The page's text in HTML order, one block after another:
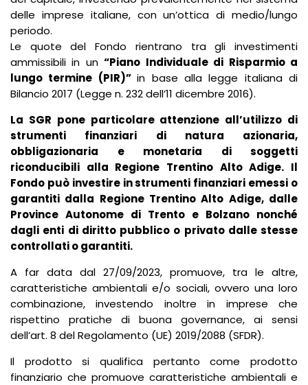
delle imprese italiane, con un’ottica di medio/lungo
periodo.
Le quote del Fondo rientrano tra gli investimenti
ammissibili in un“Piano Individuale di Risparmio a
lungo termine (PIR)”in base alla legge italiana di
Bilancio 2017 (Legge n. 232 dell’11 dicembre 2016).
La SGR pone particolare attenzione all’utilizzo di
strumenti finanziari di natura azionaria,
obbligazionaria e monetaria di soggetti
riconducibili alla Regione Trentino Alto Adige. Il
Fondo può investire in strumenti finanziari emessi o
garantiti dalla Regione Trentino Alto Adige, dalle
Province Autonome di Trento e Bolzano nonché
dagli enti di diritto pubblico o privato dalle stesse
controllati o garantiti.
A far data dal 27/09/2023, promuove, tra le altre,
caratteristiche ambientali e/o sociali, ovvero una loro
combinazione, investendo inoltre in imprese che
rispettino pratiche di buona governance, ai sensi
dell’art. 8 del Regolamento (UE) 2019/2088 (SFDR).
Il prodotto si qualifica pertanto come prodotto
finanziario che promuove caratteristiche ambientali e